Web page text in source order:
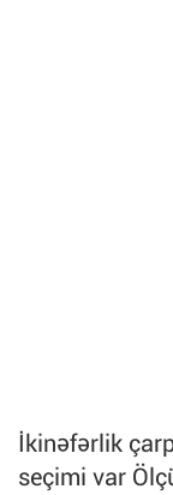
İkinəfərlik
seçimi var